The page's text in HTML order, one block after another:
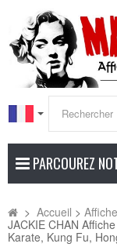
PARCOUREZ
> Accueil >
JACKIE CHAN
Karate, Kung Fu,